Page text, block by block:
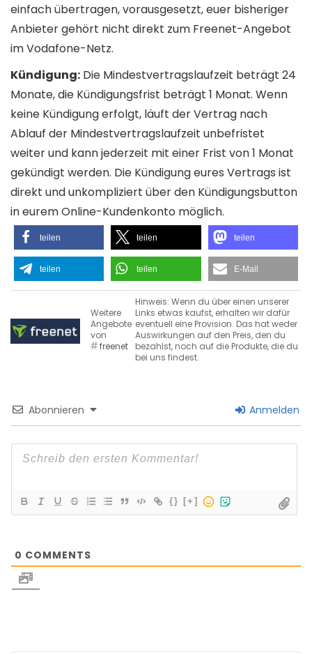
einfach übertragen, vorausgesetzt, euer bisheriger
Anbieter gehört nicht direkt zum Freenet-Angebot
im Vodafone-Netz.
Kündigung: Die Mindestvertragslaufzeit beträgt 24
Monate, die Kündigungsfrist beträgt 1 Monat. Wenn
keine Kündigung erfolgt, läuft der Vertrag nach
Ablauf der Mindestvertragslaufzeit unbefristet
weiter und kann jederzeit mit einer Frist von 1 Monat
gekündigt werden. Die Kündigung eures Vertrags ist
direkt und unkompliziert über den Kündigungsbutton
in eurem Online-Kundenkonto möglich.
teilen teilen teilen
teilen teilen E-Mail
Weitere
Angebote
von
freenet
Hinweis: Wenn du über einen unserer
Links etwas kaufst, erhalten wir dafür
eventuell eine Provision. Das hat weder
Auswirkungen auf den Preis, den du
bezahlst, noch auf die Produkte, die du
bei uns findest.
Abonnieren Anmelden
{} [+]
0 COMMENTS